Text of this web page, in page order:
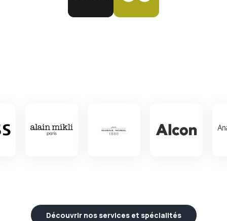
Découvrir nos services et spécialités